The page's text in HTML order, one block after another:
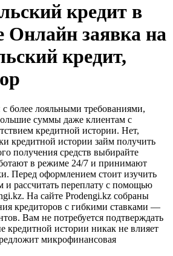
кредит в
Онлайн заявка на
кредит,
более лояльными требованиями,
суммы даже клиентам с
кредитной истории. Нет,
кредитной истории займ получить
получения средств выбирайте
в режиме 24/7 и принимают
Перед оформлением стоит изучить
и рассчитать переплату с помощью
На сайте Prodengi.kz собраны
кредиторов с гибкими ставками —
Вам не потребуется подтверждать
кредитной истории никак не влияет
микрофинансовая